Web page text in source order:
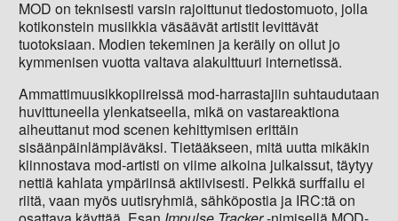
MOD on teknisesti varsin rajoittunut tiedostomuoto, jolla
kotikonstein musiikkia väsäävät artistit levittävät
tuotoksiaan. Modien tekeminen ja keräily on ollut jo
kymmenisen vuotta valtava alakulttuuri internetissä.
Ammattimuusikkopiireissä mod-harrastajiin suhtaudutaan
huvittuneella ylenkatseella, mikä on vastareaktiona
aiheuttanut mod scenen kehittymisen erittäin
sisäänpäinlämpiäväksi. Tietääkseen, mitä uutta mikäkin
kiinnostava mod-artisti on viime aikoina julkaissut, täytyy
nettiä kahlata ympäriinsä aktiivisesti. Pelkkä surffailu ei
riitä, vaan myös uutisryhmiä, sähköpostia ja IRC:tä on